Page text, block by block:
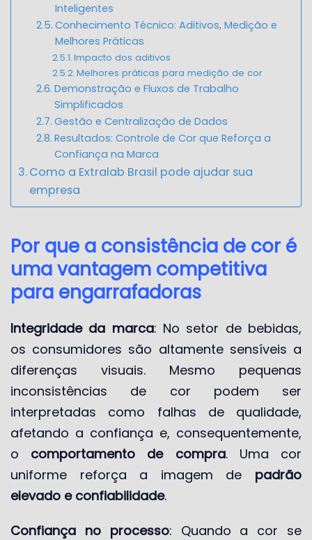
Inteligentes
Conhecimento Técnico: Aditivos, Medição e
Melhores Práticas
Impacto dos aditivos
Melhores práticas para medição de cor
Demonstração e Fluxos de Trabalho
Simplificados
Gestão e Centralização de Dados
Resultados: Controle de Cor que Reforça a
Confiança na Marca
Como a Extralab Brasil pode ajudar sua
empresa
Por que a consistência de cor é
uma vantagem competitiva
para engarrafadoras
Integridade da marca: No setor de bebidas,
os consumidores são altamente sensíveis a
diferenças visuais. Mesmo pequenas
inconsistências de cor podem ser
interpretadas como falhas de qualidade,
afetando a confiança e, consequentemente,
o comportamento de compra. Uma cor
uniforme reforça a imagem de padrão
elevado e confiabilidade.
Confiança no processo: Quando a cor se